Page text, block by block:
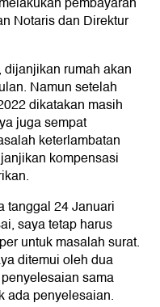
Notaris dan Direktur
rumah akan
Namun setelah
dikatakan masih
juga sempat
keterlambatan
kompensasi
tanggal 24 Januari
saya tetap harus
untuk masalah surat.
ditemui oleh dua
sama
ada penyelesaian.